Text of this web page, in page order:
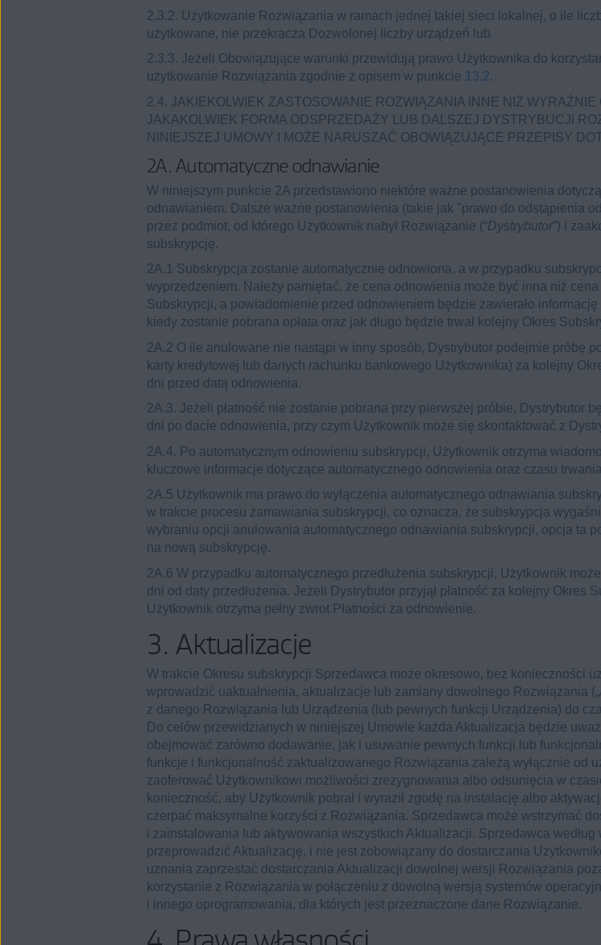
2.3.2. Użytkowanie Rozwiązania w ramach jednej takiej sieci lokalnej, o ile
użytkowane, nie przekracza Dozwolonej liczby urządzeń lub
2.3.3. Jeżeli Obowiązujące warunki przewidują prawo Użytkownika do
użytkowanie Rozwiązania zgodnie z opisem w punkcie 13.2.
2.4. JAKIEKOLWIEK ZASTOSOWANIE ROZWIĄZANIA INNE NIŻ
JAKAKOLWIEK FORMA ODSPRZEDAŻY LUB DALSZEJ DYSTRYBUCJI
NINIEJSZEJ UMOWY I MOŻE NARUSZAĆ OBOWIĄZUJĄCE PRZEPISY
2A. Automatyczne odnawianie
W niniejszym punkcie 2A przedstawiono niektóre ważne postanowienia
odnawianiem. Dalsze ważne postanowienia (takie jak "prawo do odstąpienia
przez podmiot, od którego Użytkownik nabył Rozwiązanie (“Dystrybutor”) i
subskrypcję.
2A.1 Subskrypcja zostanie automatycznie odnowiona, a w przypadku
wyprzedzeniem. Należy pamiętać, że cena odnowienia może być inna niż
Subskrypcji, a powiadomienie przed odnowieniem będzie zawierało
kiedy zostanie pobrana opłata oraz jak długo będzie trwał kolejny Okres
2A.2 O ile anulowane nie nastąpi w inny sposób, Dystrybutor podejmie próbę
karty kredytowej lub danych rachunku bankowego Użytkownika) za kolejny
dni przed datą odnowienia.
2A.3. Jeżeli płatność nie zostanie pobrana przy pierwszej próbie, Dystrybutor
dni po dacie odnowienia, przy czym Użytkownik może się skontaktować z
2A.4. Po automatycznym odnowieniu subskrypcji, Użytkownik otrzyma
kluczowe informacje dotyczące automatycznego odnowienia oraz czasu
2A.5 Użytkownik ma prawo do wyłączenia automatycznego odnawiania
w trakcie procesu zamawiania subskrypcji, co oznacza, że subskrypcja
wybraniu opcji anulowania automatycznego odnawiania subskrypcji, opcja ta
na nową subskrypcję.
2A.6 W przypadku automatycznego przedłużenia subskrypcji, Użytkownik
dni od daty przedłużenia. Jeżeli Dystrybutor przyjął płatność za kolejny Okres
Użytkownik otrzyma pełny zwrot Płatności za odnowienie.
3. Aktualizacje
W trakcie Okresu subskrypcji Sprzedawca może okresowo, bez konieczności
wprowadzić uaktualnienia, aktualizacje lub zamiany dowolnego Rozwiązania („
z danego Rozwiązania lub Urządzenia (lub pewnych funkcji Urządzenia) do
Do celów przewidzianych w niniejszej Umowie każda Aktualizacja będzie
obejmować zarówno dodawanie, jak i usuwanie pewnych funkcji lub
funkcje i funkcjonalność zaktualizowanego Rozwiązania zależą wyłącznie od
zaoferować Użytkownikowi możliwości zrezygnowania albo odsunięcia w
konieczność, aby Użytkownik pobrał i wyraził zgodę na instalację albo
czerpać maksymalne korzyści z Rozwiązania. Sprzedawca może wstrzymać
i zainstalowania lub aktywowania wszystkich Aktualizacji. Sprzedawca
przeprowadzić Aktualizację, i nie jest zobowiązany do dostarczania
uznania zaprzestać dostarczania Aktualizacji dowolnej wersji Rozwiązania
korzystanie z Rozwiązania w połączeniu z dowolną wersją systemów
i innego oprogramowania, dla których jest przeznaczone dane Rozwiązanie.